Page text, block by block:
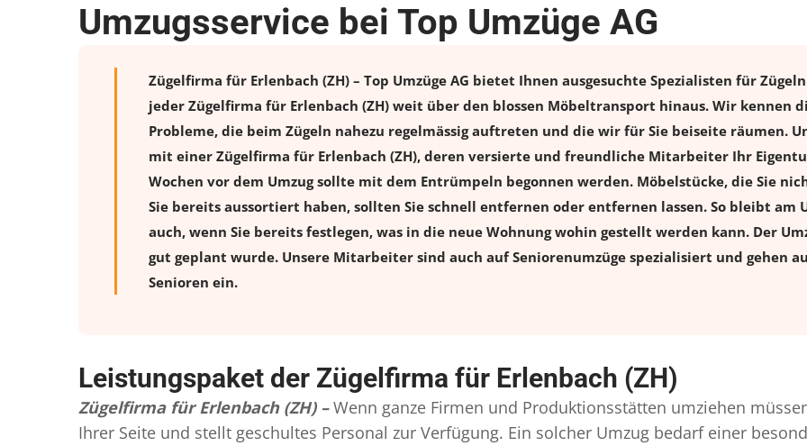
Umzugsservice bei Top Umzüge AG
Zügelfirma für Erlenbach (ZH) – Top Umzüge AG bietet Ihnen ausgesuchte Spezialisten für
jeder Zügelfirma für Erlenbach (ZH) weit über den blossen Möbeltransport hinaus. Wir kennen
Probleme, die beim Zügeln nahezu regelmässig auftreten und die wir für Sie beiseite räumen.
mit einer Zügelfirma für Erlenbach (ZH), deren versierte und freundliche Mitarbeiter Ihr
Wochen vor dem Umzug sollte mit dem Entrümpeln begonnen werden. Möbelstücke, die Sie
Sie bereits aussortiert haben, sollten Sie schnell entfernen oder entfernen lassen. So bleibt am
auch, wenn Sie bereits festlegen, was in die neue Wohnung wohin gestellt werden kann. Der
gut geplant wurde. Unsere Mitarbeiter sind auch auf Seniorenumzüge spezialisiert und gehen
Senioren ein.
Leistungspaket der Zügelfirma für Erlenbach (ZH)
Zügelfirma für Erlenbach (ZH) – Wenn ganze Firmen und Produktionsstätten umziehen
Ihrer Seite und stellt geschultes Personal zur Verfügung. Ein solcher Umzug bedarf einer